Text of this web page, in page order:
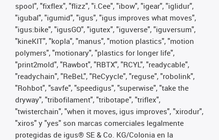
spool", "fixflex", "flizz", "i.Cee", "ibow", "igear", "iglidur",
"igubal", "igumid", "igus", "igus improves what moves",
"igus:bike", "igusGO", "igutex", "iguverse", "iguversum",
"kineKIT", "kopla", "manus", "motion plastics", "motion
polymers", "motionary", "plastics for longer life",
"print2mold", "Rawbot", "RBTX", "RCYL", "readycable",
"readychain", "ReBeL", "ReCyycle", "reguse", "robolink",
"Rohbot", "savfe", "speedigus", "superwise", "take the
dryway", "tribofilament", "tribotape", "triflex",
"twisterchain", "when it moves, igus improves", "xirodur",
"xiros" y "yes" son marcas comerciales legalmente
protegidas de igus® SE & Co. KG/Colonia en la